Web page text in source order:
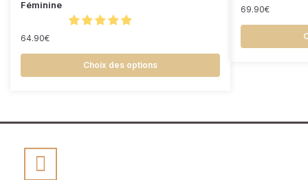
Féminine
64.90€
Choix des options
69.90€